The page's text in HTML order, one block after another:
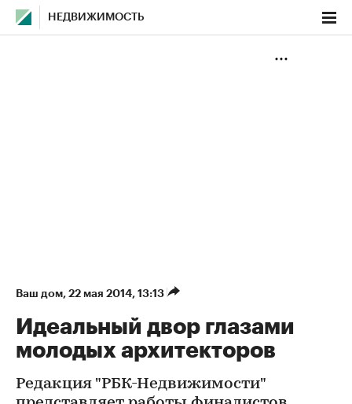
НЕДВИЖИМОСТЬ
Ваш дом⁠, 22 мая 2014, 13:13
Идеальный двор глазами
молодых архитекторов
Редакция "РБК-Недвижимости"